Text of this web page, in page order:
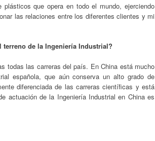
que opera en todo el mundo, ejerciendo
las relaciones entre los diferentes clientes y mi
terreno de la Ingeniería Industrial?
todas las carreras del país. En China está mucho
española, que aún conserva un alto grado de
diferenciada de las carreras científicas y está
actuación de la Ingeniería Industrial en China es